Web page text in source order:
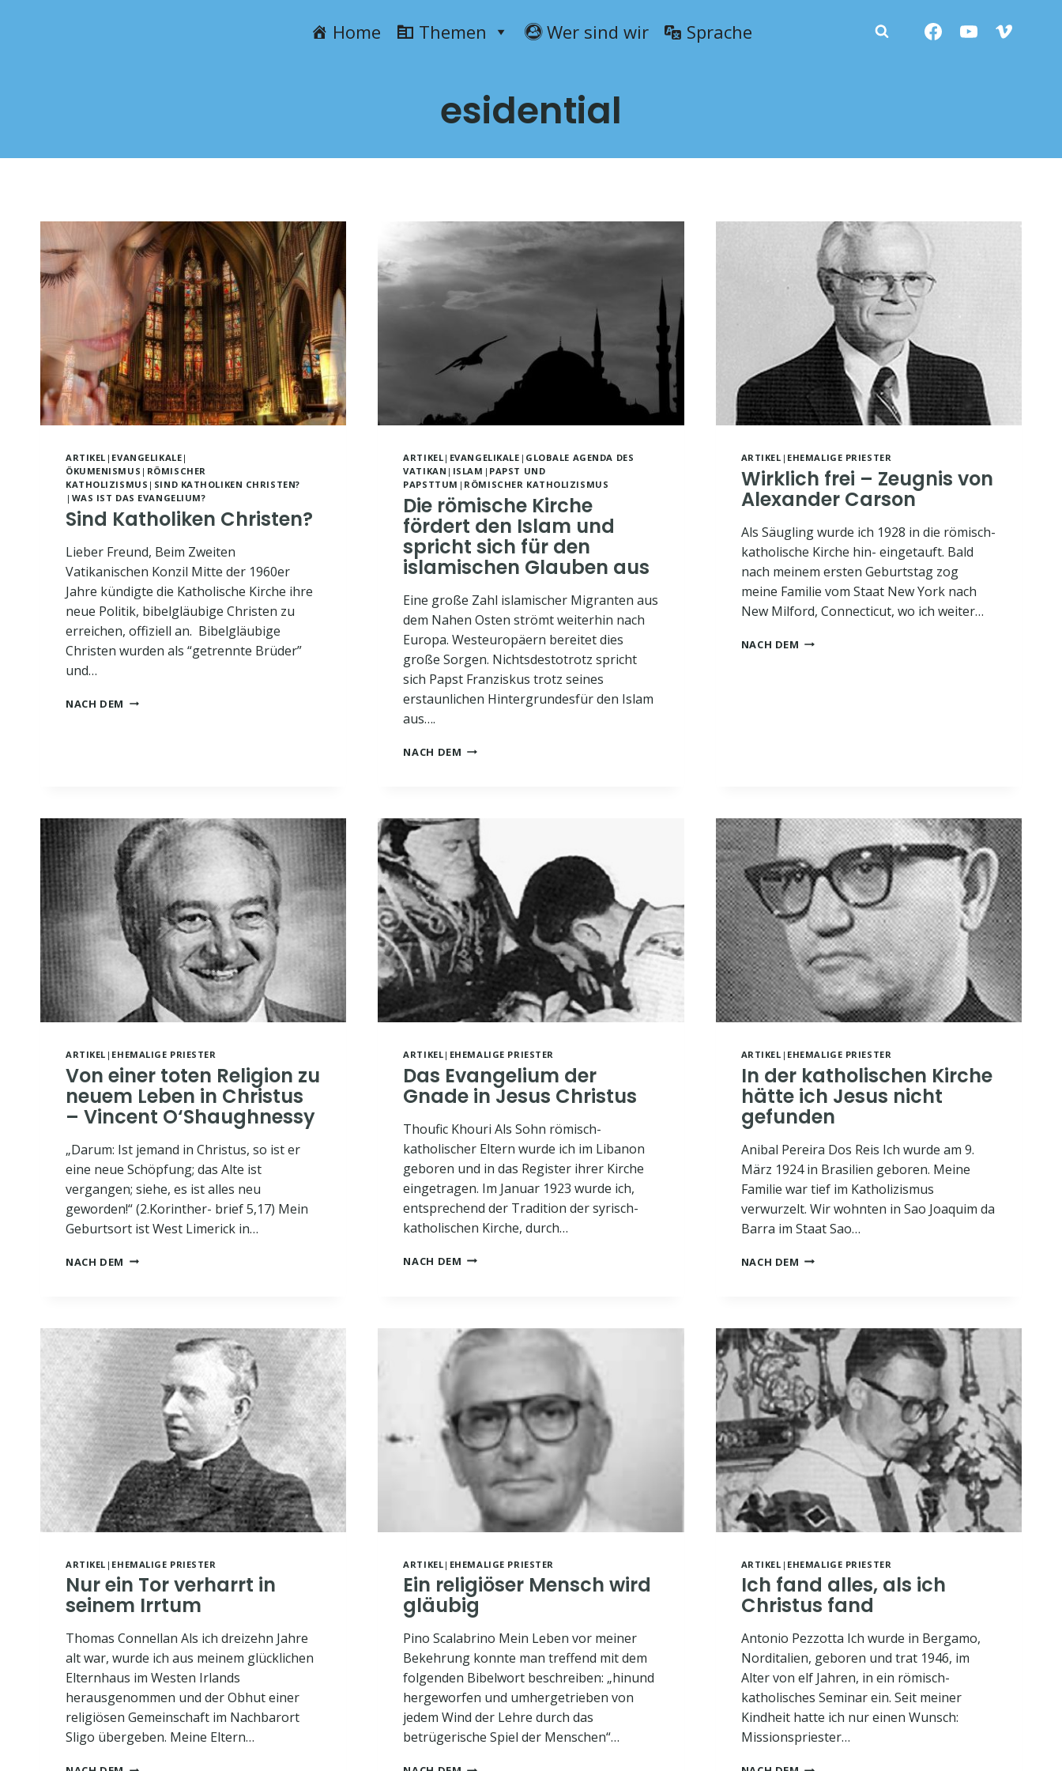
Home Themen Wer sind wir Sprache
esidential
ARTIKEL | EVANGELIKALE |
ÖKUMENISMUS | RÖMISCHER
KATHOLIZISMUS | SIND KATHOLIKEN CHRISTEN?
| WAS IST DAS EVANGELIUM?
Sind Katholiken Christen?
Lieber Freund, Beim Zweiten
Vatikanischen Konzil Mitte der 1960er
Jahre kündigte die Katholische Kirche ihre
neue Politik, bibelgläubige Christen zu
erreichen, offiziell an. Bibelgläubige
Christen wurden als “getrennte Brüder”
und…
NACH DEM SIND
ARTIKEL | EVANGELIKALE | GLOBALE AGENDA DES
VATIKAN | ISLAM | PAPST UND
PAPSTTUM | RÖMISCHER KATHOLIZISMUS
Die römische Kirche
fördert den Islam und
spricht sich für den
islamischen Glauben aus
Eine große Zahl islamischer Migranten aus
dem Nahen Osten strömt weiterhin nach
Europa. Westeuropäern bereitet dies
große Sorgen. Nichtsdestotrotz spricht
sich Papst Franziskus trotz seines
erstaunlichen Hintergrundesfür den Islam
aus….
NACH DEM DIE
ISLAM
UND
SPRICHT
SICH
FÜR
DEN
ISLAMISCHEN
GLAUBEN
AUS
ARTIKEL | EHEMALIGE PRIESTER
Wirklich frei – Zeugnis von
Alexander Carson
Als Säugling wurde ich 1928 in die römisch-
katholische Kirche hin- eingetauft. Bald
nach meinem ersten Geburtstag zog
meine Familie vom Staat New York nach
New Milford, Connecticut, wo ich weiter…
NACH DEM WIRKLICH
ARTIKEL | EHEMALIGE PRIESTER
Von einer toten Religion zu
neuem Leben in Christus
– Vincent O‘Shaughnessy
„Darum: Ist jemand in Christus, so ist er
eine neue Schöpfung; das Alte ist
vergangen; siehe, es ist alles neu
geworden!“ (2.Korinther- brief 5,17) Mein
Geburtsort ist West Limerick in…
NACH DEM VON
NEUEM
LEBEN
IN
CHRISTUS
–
VINCENT
O‘SHAUGHNESSY
ARTIKEL | EHEMALIGE PRIESTER
Das Evangelium der
Gnade in Jesus Christus
Thoufic Khouri Als Sohn römisch-
katholischer Eltern wurde ich im Libanon
geboren und in das Register ihrer Kirche
eingetragen. Im Januar 1923 wurde ich,
entsprechend der Tradition der syrisch-
katholischen Kirche, durch…
NACH DEM DAS
JESUS
CHRISTUS
ARTIKEL | EHEMALIGE PRIESTER
In der katholischen Kirche
hätte ich Jesus nicht
gefunden
Anibal Pereira Dos Reis Ich wurde am 9.
März 1924 in Brasilien geboren. Meine
Familie war tief im Katholizismus
verwurzelt. Wir wohnten in Sao Joaquim da
Barra im Staat Sao…
NACH DEM IN
ICH
JESUS
NICHT
GEFUNDEN
ARTIKEL | EHEMALIGE PRIESTER
Nur ein Tor verharrt in
seinem Irrtum
Thomas Connellan Als ich dreizehn Jahre
alt war, wurde ich aus meinem glücklichen
Elternhaus im Westen Irlands
herausgenommen und der Obhut einer
religiösen Gemeinschaft im Nachbarort
Sligo übergeben. Meine Eltern…
ARTIKEL | EHEMALIGE PRIESTER
Ein religiöser Mensch wird
gläubig
Pino Scalabrino Mein Leben vor meiner
Bekehrung konnte man treffend mit dem
folgenden Bibelwort beschreiben: „hinund
hergeworfen und umhergetrieben von
jedem Wind der Lehre durch das
betrügerische Spiel der Menschen“…
ARTIKEL | EHEMALIGE PRIESTER
Ich fand alles, als ich
Christus fand
Antonio Pezzotta Ich wurde in Bergamo,
Norditalien, geboren und trat 1946, im
Alter von elf Jahren, in ein römisch-
katholisches Seminar ein. Seit meiner
Kindheit hatte ich nur einen Wunsch:
Missionspriester…